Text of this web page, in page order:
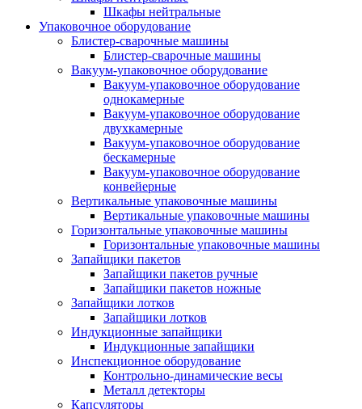
Шкафы нейтральные
Упаковочное оборудование
Блистер-сварочные машины
Блистер-сварочные машины
Вакуум-упаковочное оборудование
Вакуум-упаковочное оборудование
однокамерные
Вакуум-упаковочное оборудование
двухкамерные
Вакуум-упаковочное оборудование
беcкамерные
Вакуум-упаковочное оборудование
конвейерные
Вертикальные упаковочные машины
Вертикальные упаковочные машины
Горизонтальные упаковочные машины
Горизонтальные упаковочные машины
Запайщики пакетов
Запайщики пакетов ручные
Запайщики пакетов ножные
Запайщики лотков
Запайщики лотков
Индукционные запайщики
Индукционные запайщики
Инспекционное оборудование
Контрольно-динамические весы
Металл детекторы
Капсуляторы